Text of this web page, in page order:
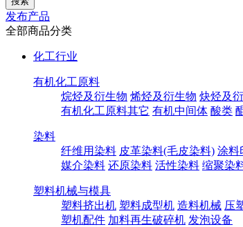
发布产品
全部商品分类
化工行业
有机化工原料
烷烃及衍生物 烯烃及衍生物 炔烃及
有机化工原料其它 有机中间体 酸类
染料
纤维用染料 皮革染料(毛皮染料) 涂料
媒介染料 还原染料 活性染料 缩聚染
塑料机械与模具
塑料挤出机 塑料成型机 造料机械 压
塑机配件 加料再生破碎机 发泡设备